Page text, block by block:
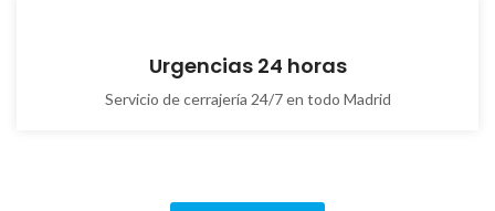
Urgencias 24 horas
Servicio de cerrajería 24/7 en todo Madrid